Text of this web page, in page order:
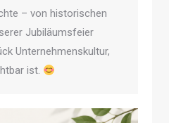
– von historischen
Jubiläumsfeier
Unternehmenskultur,
ist.